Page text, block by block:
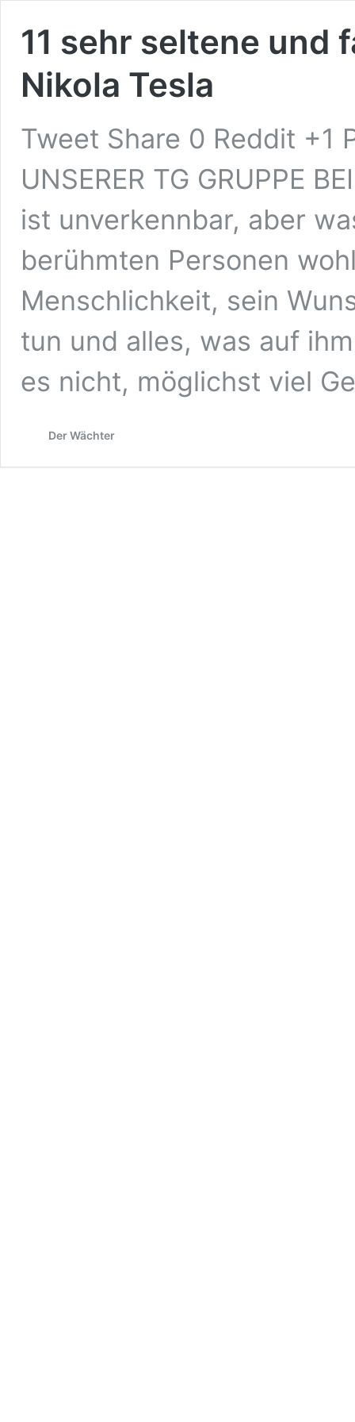
11 sehr seltene und
Nikola Tesla
Tweet Share 0 Reddit +1
UNSERER TG GRUPPE
ist unverkennbar, aber
berühmten Personen
Menschlichkeit, sein
tun und alles, was auf
es nicht, möglichst viel
Der Wächter